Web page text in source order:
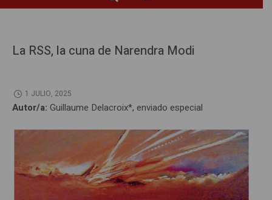
La RSS, la cuna de Narendra Modi
1 JULIO, 2025
Autor/a: Guillaume Delacroix*, enviado especial